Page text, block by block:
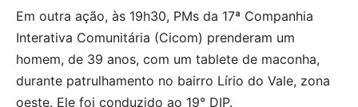
Em outra ação, às 19h30, PMs da 17ª Companhia
Interativa Comunitária (Cicom) prenderam um
homem, de 39 anos, com um tablete de maconha,
durante patrulhamento no bairro Lírio do Vale, zona
oeste. Ele foi conduzido ao 19° DIP.